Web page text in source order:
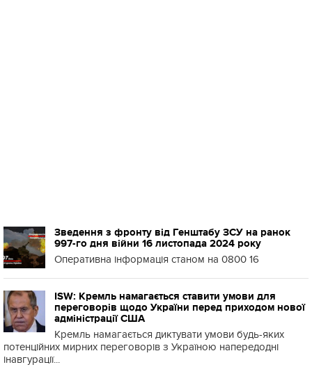
Зведення з фронту від Генштабу ЗСУ на ранок
997-го дня війни 16 листопада 2024 року
Оперативна інформація станом на 0800 16
ISW: Кремль намагається ставити умови для
переговорів щодо України перед приходом нової
адміністрації США
Кремль намагається диктувати умови будь-яких
потенційних мирних переговорів з Україною напередодні
інавгурації...